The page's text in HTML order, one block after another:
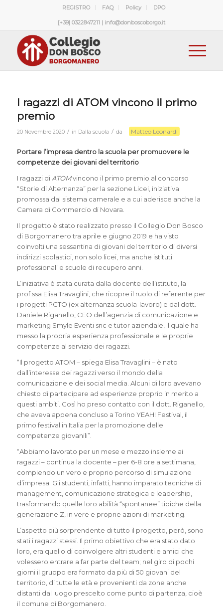
REGISTRO FAQ Policy DPO
[+39] 0322847211 | info@donboscoborgo.it
I ragazzi di ATOM vincono il primo
premio
20 Novembre 2020 / in Dalla scuola / da Matteo Leonardi
Portare l’impresa dentro la scuola per promuovere le
competenze dei giovani del territorio
I ragazzi di ATOMvincono il primo premio al concorso
“Storie di Alternanza” per la sezione Licei, iniziativa
promossa dal sistema camerale e a cui aderisce anche la
Camera di Commercio di Novara.
Il progetto è stato realizzato presso il Collegio Don Bosco
di Borgomanero tra aprile e giugno 2019 e ha visto
coinvolti una sessantina di giovani del territorio di diversi
indirizzi scolastici, non solo licei, ma anche istituti
professionali e scuole di recupero anni.
L’iniziativa è stata curata dalla docente dell’istituto, la
prof.ssa Elisa Travaglini, che ricopre il ruolo di referente per
i progetti PCTO (ex alternanza scuola-lavoro) e dal dott.
Daniele Riganello, CEO dell’agenzia di comunicazione e
marketing Smyle Eventi snc e tutor aziendale, il quale ha
messo la propria esperienza professionale e le proprie
competenze al servizio dei ragazzi.
“Il progetto ATOM – spiega Elisa Travaglini – è nato
dall’interesse dei ragazzi verso il mondo della
comunicazione e dei social media. Alcuni di loro avevano
chiesto di partecipare ad esperienze proprio in merito a
questi ambiti. Così ho preso contatto con il dott. Riganello,
che aveva appena concluso a Torino YEAH! Festival, il
primo festival in Italia per la promozione delle
competenze giovanili”.
“Abbiamo lavorato per un mese e mezzo insieme ai
ragazzi – continua la docente – per 6-8 ore a settimana,
compiendo un vero e proprio percorso di simulazione
d’impresa. Gli studenti, infatti, hanno imparato tecniche di
management, comunicazione strategica e leadership,
trasformando quelle loro abilità “spontanee” tipiche della
generazione Z, in vere e proprie azioni di marketing.
L’aspetto più sorprendente di tutto il progetto, però, sono
stati i ragazzi stessi. Il primo obiettivo che era stato dato
loro, era quello di coinvolgere altri studenti e amici che
volessero entrare a far parte del team; nel giro di pochi
giorni il gruppo era formato da più di 50 giovani del
territorio, di tutte le età e provenienti da zone anche
distanti dal luogo prescelto come punto di partenza, cioè
il comune di Borgomanero.